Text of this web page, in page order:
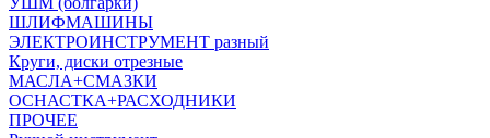
ШЛИФМАШИНЫ
ЭЛЕКТРОИНСТРУМЕНТ разный
Круги, диски отрезные
МАСЛА+СМАЗКИ
ОСНАСТКА+РАСХОДНИКИ
ПРОЧЕЕ